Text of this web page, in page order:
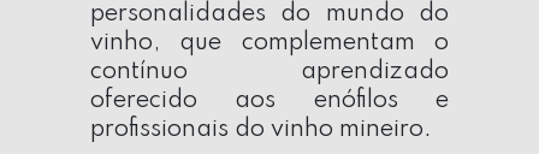
personalidades do mundo do
vinho, que complementam o
contínuo aprendizado
oferecido aos enófilos e
profissionais do vinho mineiro.